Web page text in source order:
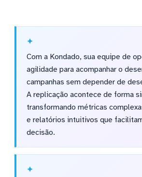
Com a Kondado, sua equipe de
agilidade para acompanhar o
campanhas sem depender de
A replicação acontece de forma
transformando métricas
e relatórios intuitivos que
decisão.